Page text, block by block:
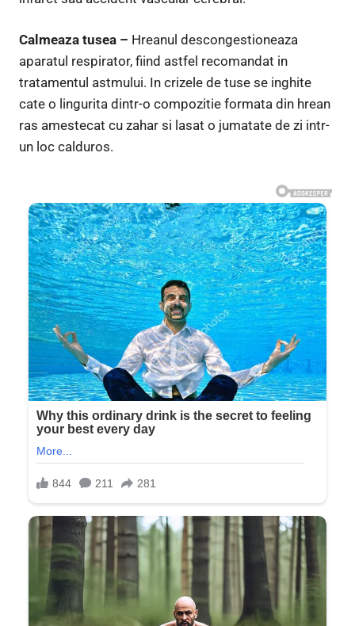
Calmeaza tusea – Hreanul descongestioneaza
aparatul respirator, fiind astfel recomandat in
tratamentul astmului. In crizele de tuse se inghite
cate o lingurita dintr-o compozitie formata din hrean
ras amestecat cu zahar si lasat o jumatate de zi intr-
un loc calduros.